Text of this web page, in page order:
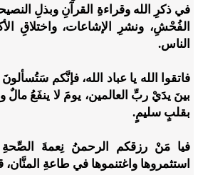
في ذكرِ الله وقراءةِ القرآنِ وبذلِ
الفُحْشِ، ونشرِ الإشاعات، واختلاقِ
الناس.
فاتقوا الله يا عباد الله، فإنَّكم
بينَ يدَيْ ربِّ العالمين، يومَ لا ينفَعُ مالٌ
بقلبٍ سليمٍ.
فيا مَنْ رزقكم الرحمنُ نِعمةَ الصِّحةِ
استثمروها واغتنموها في طاعةِ